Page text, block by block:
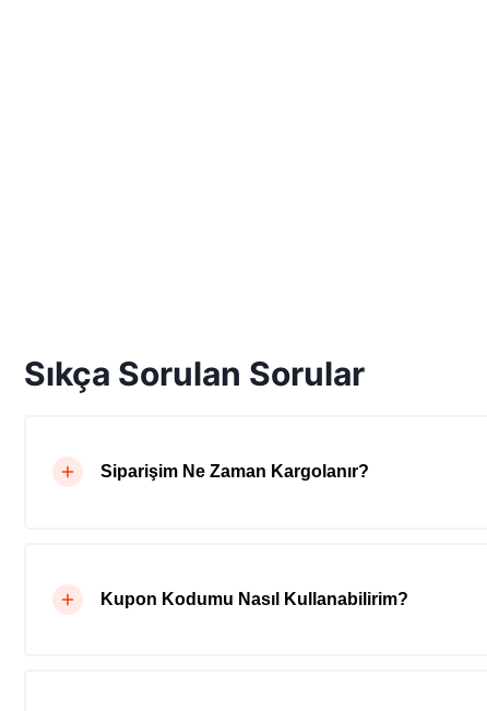
Sıkça Sorulan Sorular
Siparişim Ne Zaman Kargolanır?
Kupon Kodumu Nasıl Kullanabilirim?